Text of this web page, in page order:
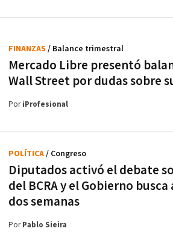
Mercado Libre presentó
Wall Street por dudas sobre
FINANZAS / Balance trimestral
PoriProfesional
Diputados activó el debate
del BCRA y el Gobierno
dos semanas
POLÍTICA/ Congreso
PorPablo Sieira